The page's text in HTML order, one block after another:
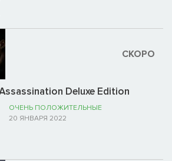
Deluxe Edition
ОЧЕНЬ ПОЛОЖИТЕЛЬНЫЕ
20 ЯНВАРЯ 2022
СКОРО